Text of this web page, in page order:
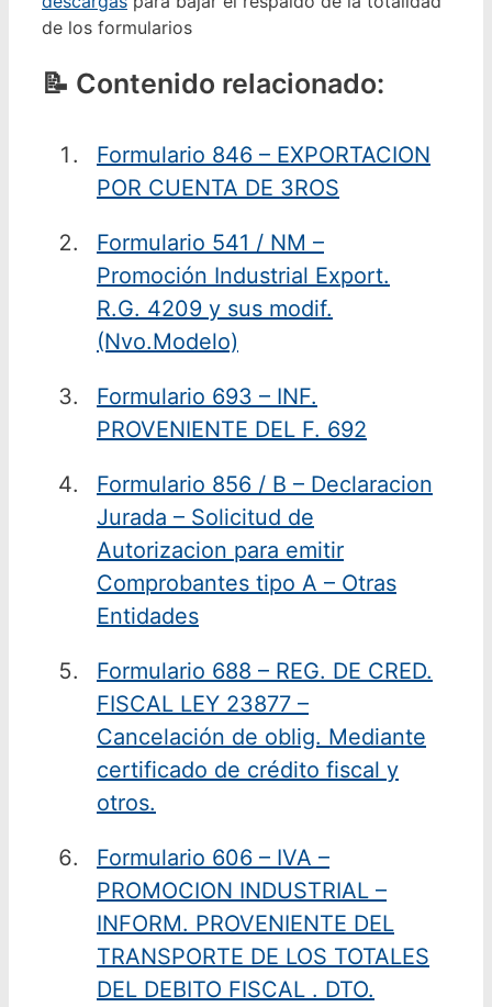
de los formularios
Contenido relacionado:
Formulario 846 – EXPORTACION
POR CUENTA DE 3ROS
Formulario 541 / NM –
Promoción Industrial Export.
R.G. 4209 y sus modif.
(Nvo.Modelo)
Formulario 693 – INF.
PROVENIENTE DEL F. 692
Formulario 856 / B – Declaracion
Jurada – Solicitud de
Autorizacion para emitir
Comprobantes tipo A – Otras
Entidades
Formulario 688 – REG. DE CRED.
FISCAL LEY 23877 –
Cancelación de oblig. Mediante
certificado de crédito fiscal y
otros.
Formulario 606 – IVA –
PROMOCION INDUSTRIAL –
INFORM. PROVENIENTE DEL
TRANSPORTE DE LOS TOTALES
DEL DEBITO FISCAL . DTO.